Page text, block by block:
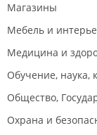
Магазины
Мебель и
Медицина и
Обучение, наука,
Общество,
Охрана и